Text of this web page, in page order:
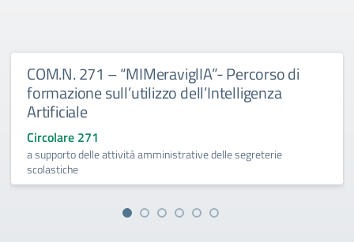
COM.N. 271 – “MIMeraviglIA”- Percorso di
formazione sull’utilizzo dell’Intelligenza
Artificiale
Circolare 271
a supporto delle attività amministrative delle segreterie
scolastiche